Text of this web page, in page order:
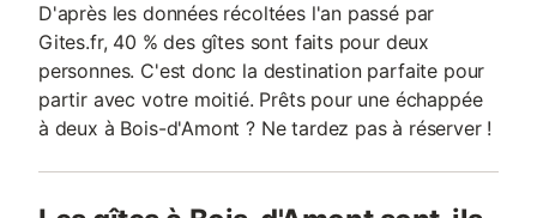
D'après les données récoltées l'an passé par
Gites.fr, 40 % des gîtes sont faits pour deux
personnes. C'est donc la destination parfaite pour
partir avec votre moitié. Prêts pour une échappée
à deux à Bois-d'Amont ? Ne tardez pas à réserver !